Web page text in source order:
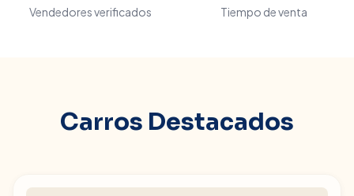
Vendedores verificados Tiempo de venta
Carros Destacados